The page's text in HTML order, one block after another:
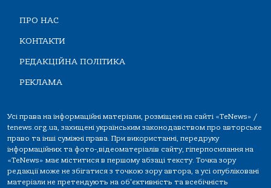
ПРО НАС
КОНТАКТИ
РЕДАКЦІЙНА ПОЛІТИКА
РЕКЛАМА
Усі права на інформаційні матеріали, розміщені на сайті «TeNews» /
tenews.org.ua, захищені українським законодавством про авторське
право та інші суміжні права. При використанні, передруку
інформаційних та фото-,відеоматеріалів сайту, гіперпосилання на
«TeNews» має міститися в першому абзаці тексту. Точка зору
редакції може не збігатися з точкою зору автора, а усі опубліковані
матеріали не претендують на об'єктивність та всебічність